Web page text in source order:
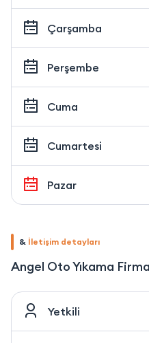
Çarşamba
Perşembe
Cuma
Cumartesi
Pazar
& İletişim detayları
Angel Oto Yıkama Firma
Yetkili